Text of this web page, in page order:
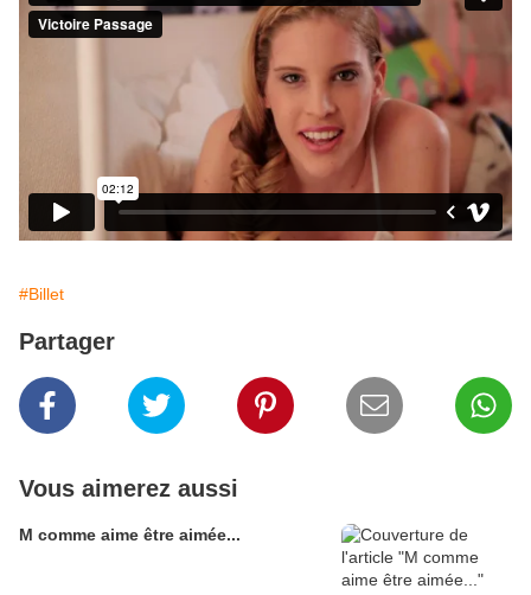
#Billet
Partager
Vous aimerez aussi
M comme aime être aimée...